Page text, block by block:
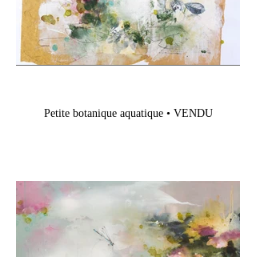
Petite botanique aquatique • VENDU